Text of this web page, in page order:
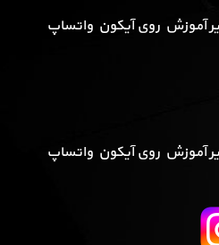
آموزش روی آیکون واتساپ
آموزش روی آیکون واتساپ